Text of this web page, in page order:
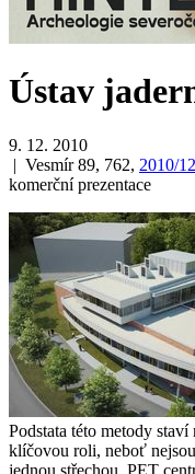
Ústav
9. 12. 2010
| Vesmír 89, 762, 2010/12
komerční prezentace
Podstata této metody
klíčovou roli, neboť
jednou střechou. PET